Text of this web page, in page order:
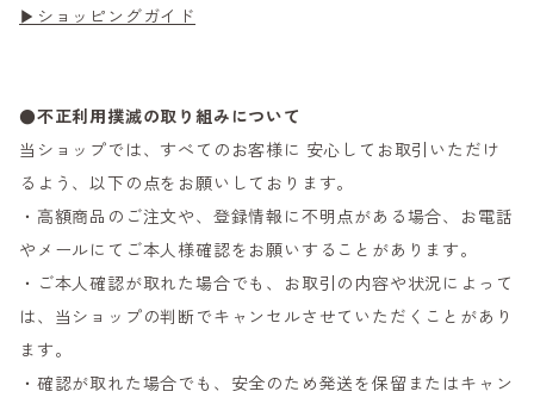
▶ショッピングガイド
●不正利用撲滅の取り組みについて
当ショップでは、すべてのお客様に 安心してお取引いただけ
るよう、以下の点をお願いしております。
・高額商品のご注文や、登録情報に不明点がある場合、お電話
やメールにてご本人様確認をお願いすることがあります。
・ご本人確認が取れた場合でも、お取引の内容や状況によって
は、当ショップの判断でキャンセルさせていただくことがあり
ます。
・確認が取れた場合でも、安全のため発送を保留またはキャン